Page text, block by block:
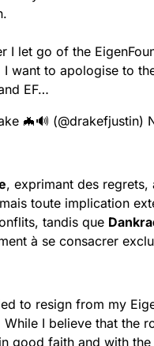
I let go of the
want to apologise to
EF…
🦇🔊 (@drakefjustin)
, exprimant des
toute implication
tandis que
à se consacrer
to resign from my
I believe that the
good faith and with